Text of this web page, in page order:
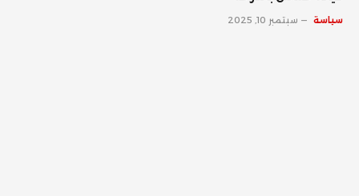
سياسة سبتمبر 10, 2025